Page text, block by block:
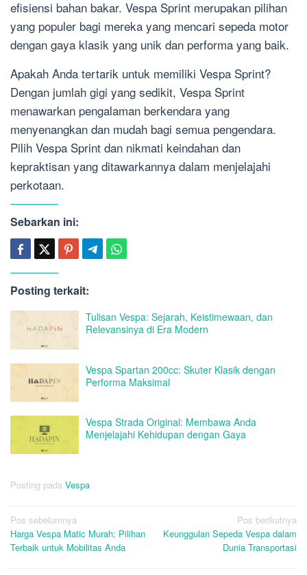
efisiensi bahan bakar. Vespa Sprint merupakan pilihan
yang populer bagi mereka yang mencari sepeda motor
dengan gaya klasik yang unik dan performa yang baik.
Apakah Anda tertarik untuk memiliki Vespa Sprint?
Dengan jumlah gigi yang sedikit, Vespa Sprint
menawarkan pengalaman berkendara yang
menyenangkan dan mudah bagi semua pengendara.
Pilih Vespa Sprint dan nikmati keindahan dan
kepraktisan yang ditawarkannya dalam menjelajahi
perkotaan.
Sebarkan ini:
Posting terkait:
Tulisan Vespa: Sejarah, Keistimewaan, dan
Relevansinya di Era Modern
Vespa Spartan 200cc: Skuter Klasik dengan
Performa Maksimal
Vespa Strada Original: Membawa Anda
Menjelajahi Kehidupan dengan Gaya
Posting pada Vespa
Navigasi
pos
Pos sebelumnya
Harga Vespa Matic Murah: Pilihan
Terbaik untuk Mobilitas Anda
Pos berikutnya
Keunggulan Sepeda Vespa dalam
Dunia Transportasi